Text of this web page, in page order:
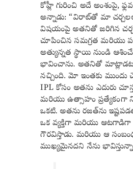
కోహ్లీ గురించి అదే అంశంపై,
అన్నాడు: “విరాట్‌తో మా
విషయంపై అతనితో జరిగిన
చూపించిన సమగ్రత మరియు
అత్యున్నత స్థాయి నుండి
భావించాను. అతనితో
నచ్చింది. మో ఇంతకు ముందు
IPL కోసం అతను ఎదురు
మరియు ఉత్సాహం
ఒకటి. అతను రజత్‌ను
ఒక వ్యక్తిగా మరియు ఆటగాడిగా
గౌరవిస్తాడు. మరియు ఆ
ముఖ్యమైనదని నేను